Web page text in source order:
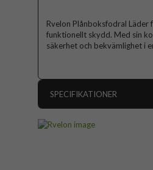
Rvelon Plånboksfodral
funktionellt skydd. Med sin
säkerhet och bekvämlighet i
SPECIFIKATIONER